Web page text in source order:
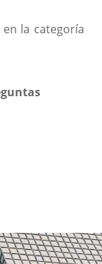
la categoría